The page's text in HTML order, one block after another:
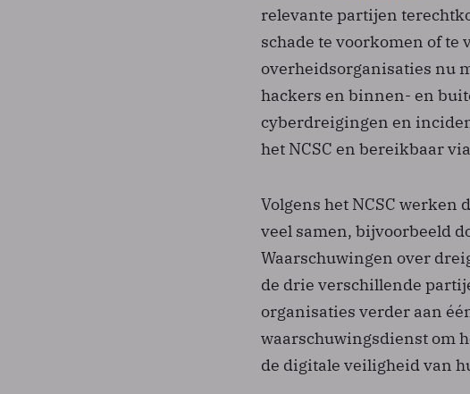
relevante partijen
schade te voorkomen of te
overheidsorganisaties nu
hackers en binnen- en
cyberdreigingen en
het NCSC en bereikbaar
Volgens het NCSC
veel samen, bijvoorbeeld
Waarschuwingen over
de drie verschillende
organisaties verder aan
waarschuwingsdienst om
de digitale veiligheid van